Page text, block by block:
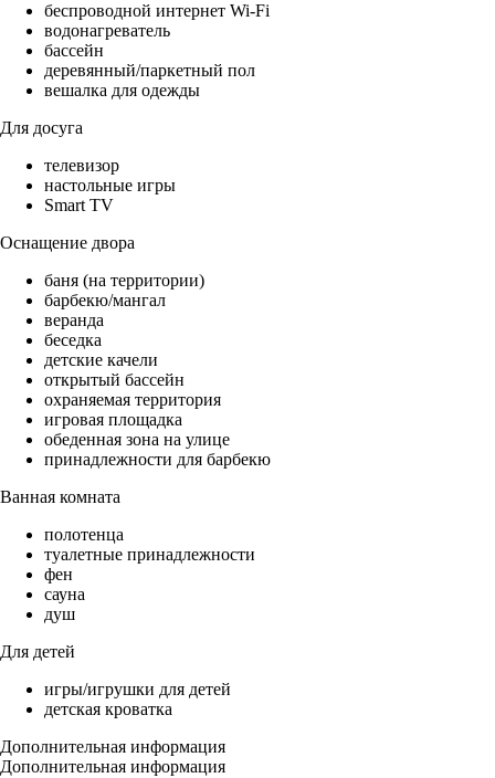
беспроводной интернет Wi-Fi
водонагреватель
бассейн
деревянный/паркетный пол
вешалка для одежды
Для досуга
телевизор
настольные игры
Smart TV
Оснащение двора
баня (на территории)
барбекю/мангал
веранда
беседка
детские качели
открытый бассейн
охраняемая территория
игровая площадка
обеденная зона на улице
принадлежности для барбекю
Ванная комната
полотенца
туалетные принадлежности
фен
сауна
душ
Для детей
игры/игрушки для детей
детская кроватка
Дополнительная информация
Дополнительная информация